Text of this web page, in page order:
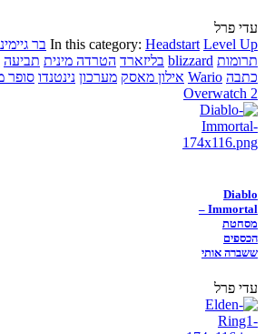
עדי פרל
In this category: Headstart Level Up בר
תרומות blizzard בליזארד הטרדה מינית תביעה
כתבה Wario אילון מאסק מערכון נינטנדו סופר
Overwatch 2
Diablo
Immortal –
מסחטת
הכספים
ששברה אותי
עדי פרל